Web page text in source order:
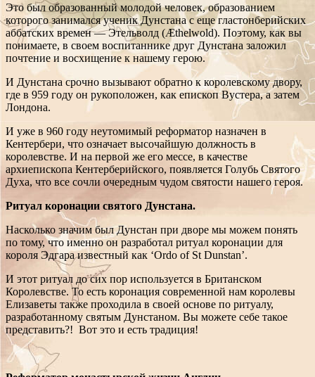
Это был образованный молодой человек, образованием
которого занимался ученик Дунстана с еще гластонберийских
аббатских времен — Этельволд (Æthelwold). Поэтому, как вы
понимаете, в своем воспитаннике друг Дунстана заложил
почтение и восхищение к нашему герою.
И Дунстана срочно вызывают обратно к королевскому двору,
где в 959 году он рукоположен, как епископ Вустера, а затем
Лондона.
И уже в 960 году неутомимый реформатор назначен в
Кентербери, что означает высочайшую должность в
королевстве. И на первой же его мессе, в качестве
архиепископа Кентерберийского, появляется Голубь Святого
Духа, что все сочли очередным чудом святости нашего героя.
Ритуал коронации святого Дунстана.
Насколько значим был Дунстан при дворе мы можем понять
по тому, что именно он разработал ритуал коронации для
короля Эдгара известный как ‘Ordo of St Dunstan’.
И этот ритуал до сих пор используется в Британском
Королевстве. То есть коронация современной нам королевы
Елизаветы также проходила в своей основе по ритуалу,
разработанному святым Дунстаном. Вы можете себе такое
представить?! Вот это и есть традиция!